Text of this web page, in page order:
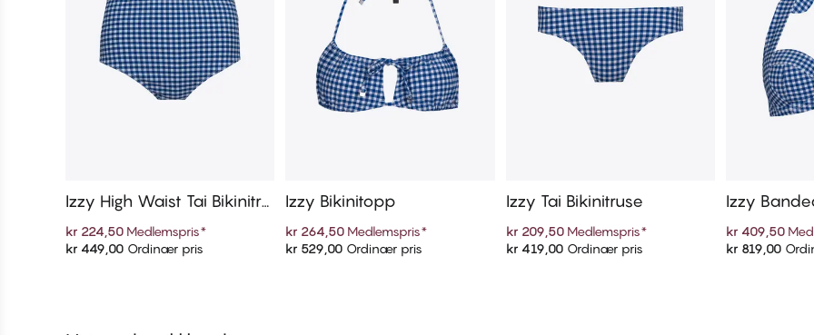
Legg i handlekurven
Izzy High Waist Tai Bikinitru
kr 224,50 Medlemspris*
kr 449,00 Ordinær pris Legg i handlekurven
Izzy Bikinitopp
kr 264,50 Medlemspris*
kr 529,00 Ordinær pris Legg i handlekurven
Izzy Tai Bikinitruse
kr 209,50 Medlemspris*
kr 419,00Ordinær pris Legg i
Izzy
kr 409,50
kr 819,00